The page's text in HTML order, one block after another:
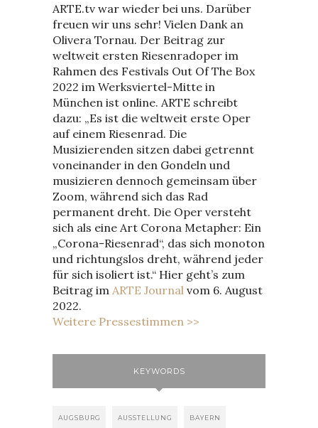
ARTE.tv war wieder bei uns. Darüber
freuen wir uns sehr! Vielen Dank an
Olivera Tornau. Der Beitrag zur
weltweit ersten Riesenradoper im
Rahmen des Festivals Out Of The Box
2022 im Werksviertel-Mitte in
München ist online. ARTE schreibt
dazu: „Es ist die weltweit erste Oper
auf einem Riesenrad. Die
Musizierenden sitzen dabei getrennt
voneinander in den Gondeln und
musizieren dennoch gemeinsam über
Zoom, während sich das Rad
permanent dreht. Die Oper versteht
sich als eine Art Corona Metapher: Ein
„Corona-Riesenrad“, das sich monoton
und richtungslos dreht, während jeder
für sich isoliert ist.“ Hier geht’s zum
Beitrag im ARTE Journal vom 6. August
2022.
Weitere Pressestimmen >>
KEYWORDS
AUGSBURG AUSSTELLUNG BAYERN